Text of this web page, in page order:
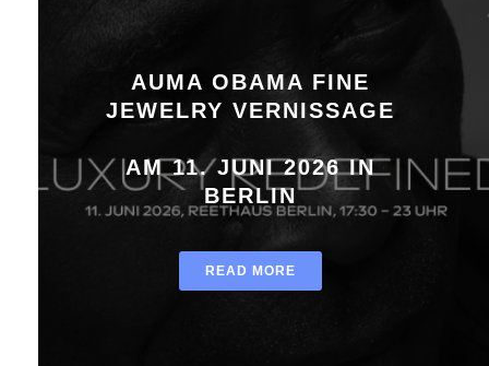
AUMA OBAMA FINE
JEWELRY VERNISSAGE
AM 11. JUNI 2026 IN
BERLIN
READ MORE